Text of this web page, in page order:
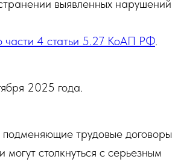
выявленных нарушений
части 4 статьи 5.27 КоАП РФ.
2025 года.
трудовые договоры
столкнуться с серьезным